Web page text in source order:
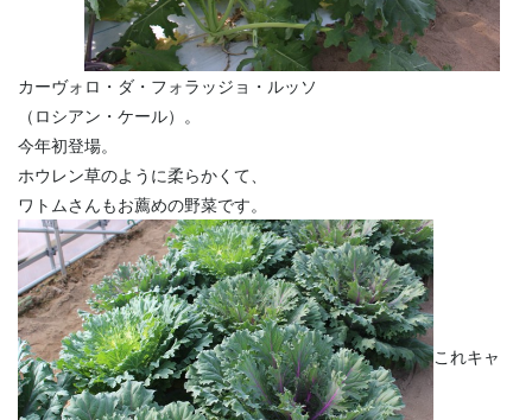
カーヴォロ・ダ・フォラッジョ・ルッソ
（ロシアン・ケール）。
今年初登場。
ホウレン草のように柔らかくて、
ワトムさんもお薦めの野菜です。
これキャ